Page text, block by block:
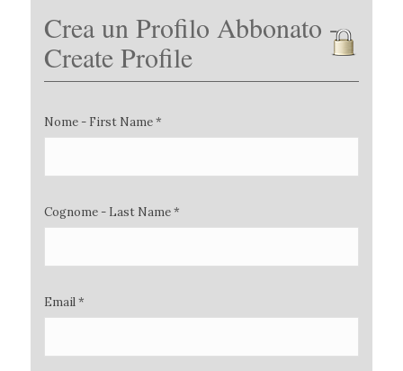
Crea un Profilo Abbonato -
Create Profile
Nome - First Name *
Cognome - Last Name *
Email *